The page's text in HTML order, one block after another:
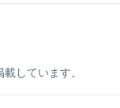
しています。